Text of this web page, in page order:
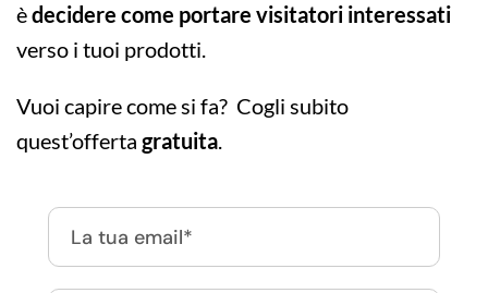
èdecidere come portare visitatori interessati
verso i tuoi prodotti.
Vuoi capire come si fa? Cogli subito
quest’offerta gratuita.